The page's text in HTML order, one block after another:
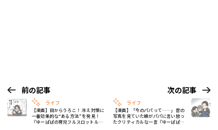
前の記事
ライフ
【漫画】目からうろこ！ 冷え対策に
一番効果的な“ある方法”を発見！
『ゆーぱぱの育児フルスロットル』
次の記事
ライフ
【漫画】「今のパパって……」昔の
写真を見ていた娘がパパに言い放っ
たクリティカルな一言『ゆーぱぱの